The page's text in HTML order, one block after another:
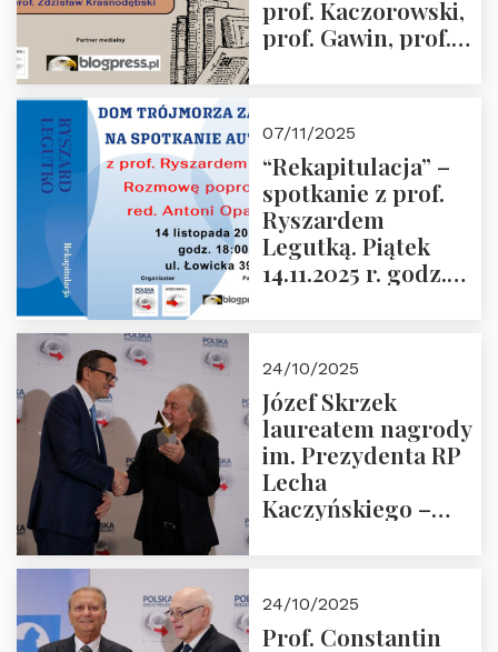
prof. Kaczorowski,
prof. Gawin, prof.
07/11/2025
“Rekapitulacja” –
spotkanie z prof.
Ryszardem
Legutką. Piątek
14.11.2025 r. godz.
24/10/2025
Józef Skrzek
laureatem nagrody
im. Prezydenta RP
Lecha
Kaczyńskiego –
24/10/2025
Prof. Constantin